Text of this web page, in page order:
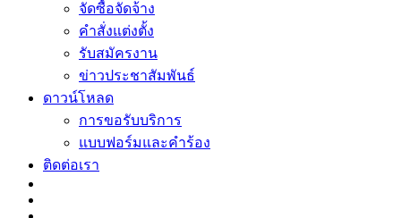
จัดซื้อจัดจ้าง
คำสั่งแต่งตั้ง
รับสมัครงาน
ข่าวประชาสัมพันธ์
ดาวน์โหลด
การขอรับบริการ
แบบฟอร์มและคำร้อง
ติดต่อเรา